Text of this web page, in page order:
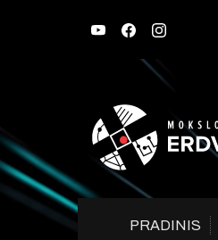
PRADINIS